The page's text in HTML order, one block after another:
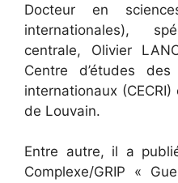
Docteur en
internationales),
centrale, Olivier
Centre d’études
internationaux
de Louvain.
Entre autre, il a
Complexe/GRIP «